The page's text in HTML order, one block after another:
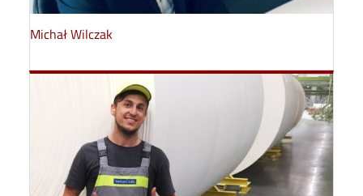
Michał Wilczak